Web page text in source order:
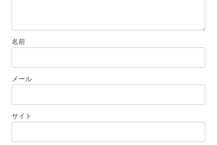
名前
メール
サイト